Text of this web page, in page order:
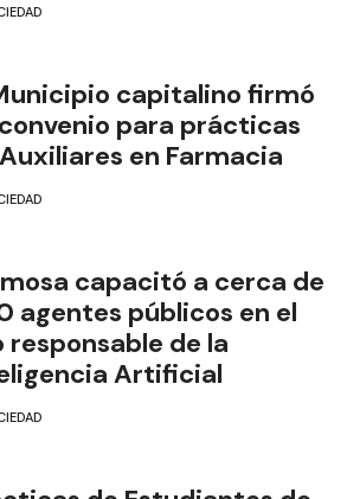
capitalino firmó
para prácticas
en Farmacia
capacitó a cerca de
agentes públicos en el
responsable de la
Artificial